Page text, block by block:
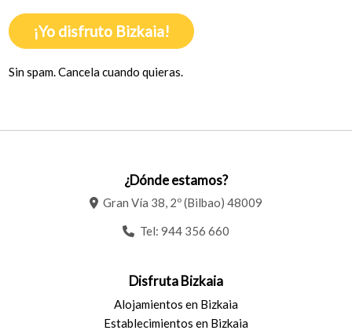
¡Yo disfruto Bizkaia!
Sin spam. Cancela cuando quieras.
¿Dónde estamos?
Gran Vía 38, 2º (Bilbao) 48009
Tel: 944 356 660
Disfruta Bizkaia
Alojamientos en Bizkaia
Establecimientos en Bizkaia